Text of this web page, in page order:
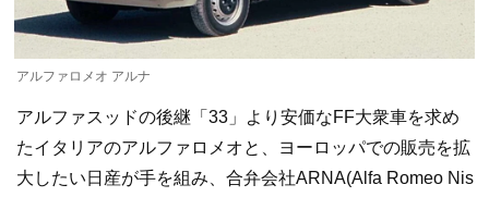
アルファロメオ アルナ
アルファスッドの後継「33」より安価なFF大衆車を求め
たイタリアのアルファロメオと、ヨーロッパでの販売を拡
大したい日産が手を組み、合弁会社ARNA(Alfa Romeo Nis